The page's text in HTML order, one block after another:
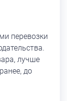
перевозки
лучше
до